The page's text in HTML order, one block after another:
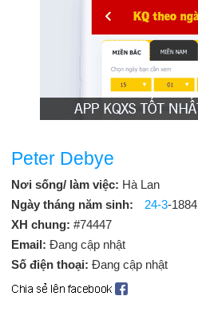
Peter Debye
Nơi sống/ làm việc: Hà Lan
Ngày tháng năm sinh:
24-3-1884
XH chung: #74447
Email: Đang cập nhật
Số điện thoại: Đang cập nhật